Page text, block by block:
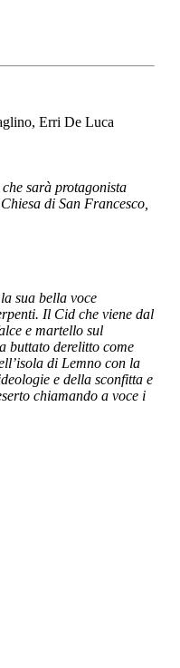
Erri De Luca
sarà protagonista
di San Francesco,
sua bella voce
Il Cid che viene dal
e martello sul
buttato derelitto come
di Lemno con la
e della sconfitta e
chiamando a voce i